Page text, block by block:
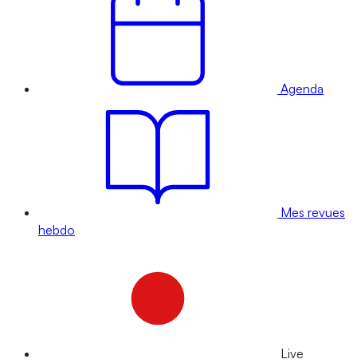
Agenda
Mes revues
hebdo
Live